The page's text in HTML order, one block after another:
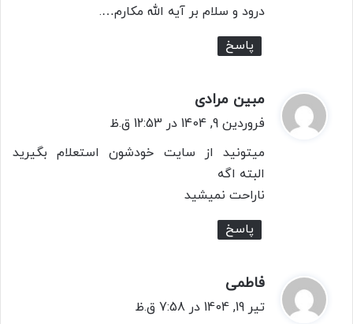
درود و سلام بر آیه الله مکارم….
پاسخ
مبین مرادی
ف
فروردین 9, 1404 در 12:53 ق.ظ
میتونید از سایت خودشون استعلام بگیرید
البته اگه
ناراحت نمیشید
پاسخ
فاطمی
ف
تیر 19, 1404 در 7:58 ق.ظ